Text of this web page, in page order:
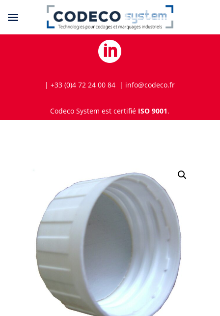

| +33 (0)4 72 24 00 84 | info@codeco.fr
Codeco System est certifié ISO 9001.